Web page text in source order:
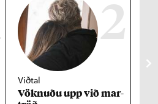
2
Viðtal
Vökn­uðu upp við mar­